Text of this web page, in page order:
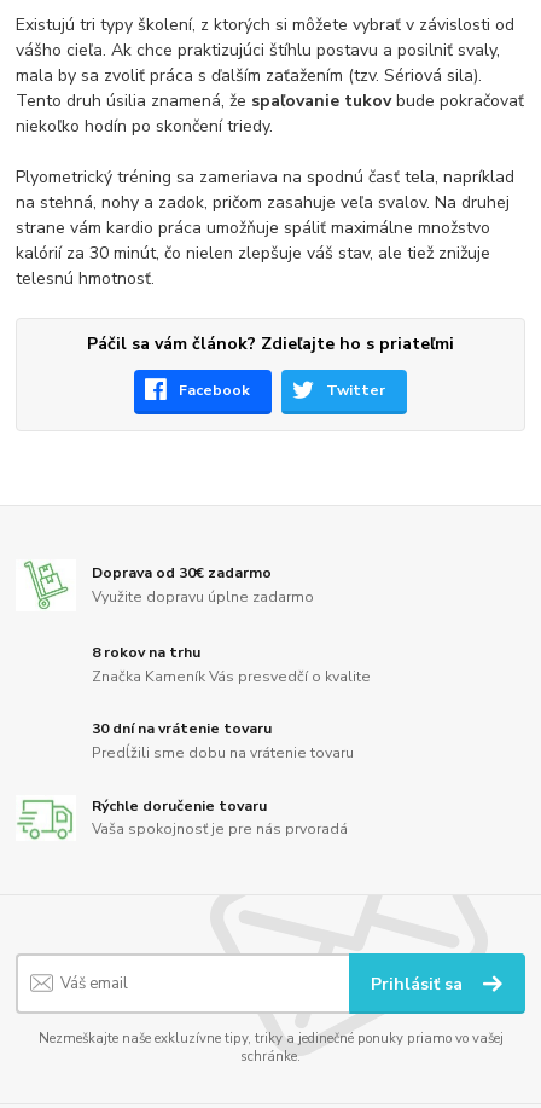
Existujú tri typy školení, z ktorých si môžete vybrať v závislosti od
vášho cieľa. Ak chce praktizujúci štíhlu postavu a posilniť svaly,
mala by sa zvoliť práca s ďalším zaťažením (tzv. Sériová sila).
Tento druh úsilia znamená, že spaľovanie tukovbude pokračovať
niekoľko hodín po skončení triedy.
Plyometrický tréning sa zameriava na spodnú časť tela, napríklad
na stehná, nohy a zadok, pričom zasahuje veľa svalov. Na druhej
strane vám kardio práca umožňuje spáliť maximálne množstvo
kalórií za 30 minút, čo nielen zlepšuje váš stav, ale tiež znižuje
telesnú hmotnosť.
Páčil sa vám článok? Zdieľajte ho s priateľmi
Facebook Twitter
Doprava od 30€ zadarmo
Využite dopravu úplne zadarmo
8 rokov na trhu
Značka Kameník Vás presvedčí o kvalite
30 dní na vrátenie tovaru
Predĺžili sme dobu na vrátenie tovaru
Rýchle doručenie tovaru
Vaša spokojnosť je pre nás prvoradá
Prihlásiť sa
Nezmeškajte naše exkluzívne tipy, triky a jedinečné ponuky priamo vo vašej
schránke.